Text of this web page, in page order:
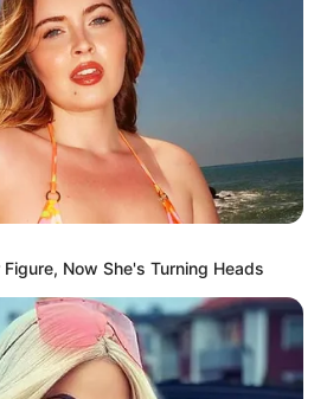
Παλιό σπίτι
τρόμος των ηλικιωμένων
Διρφύων Μεσσαπίων.
τους
περιόδευαν σε
Now She's Turning Heads